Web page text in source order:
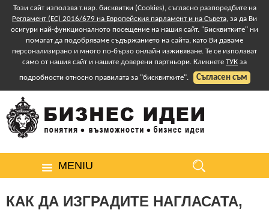
Този сайт използва т.нар. бисквитки (Cookies), съгласно разпоредбите на
Регламент (ЕС) 2016/679 на Европейския парламент и на Съвета, за да Ви
осигури най-функционалното посещение на нашия сайт. "Бисквитките" ни
помагат да подобряваме съдържанието на сайта, като Ви даваме
персонализирано и много по-бързо онлайн изживяване. Те се използват
само от нашия сайт и нашите доверени партньори. Кликнете ТУК за
подробности относно правилата за "бисквитките".
Съгласен съм
MENIU
КАК ДА ИЗГРАДИТЕ НАГЛАСАТА,